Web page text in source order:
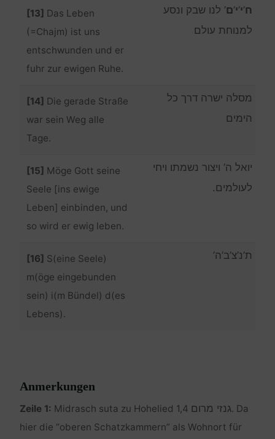
[13] Das Leben
(=Chajm) ist uns
entschwunden und er
fuhr zur ewigen Ruhe.
ח’י’י’ם’ לנו שבק ונסע
למנוחת עולם
[14] Die gerade Straße
war sein Weg alle
Tage.
מסלה ישרה דרך כל
הימים
[15] Möge Gott seine
Seele [ins ewige
Leben] einbinden, und
so wird er ewig leben.
יואל ה’ ויצור נשמתו ויחי
לעולמים.
[16] S(eine Seele)
m(öge eingebunden
sein) i(m Bündel) d(es
Lebens).
ת’נ’צ’ב’ה’
Anmerkungen
Zeile 1: Midrasch suta zu Hohelied 1,4 גנזי מרום. Da
hier die “oberen Schatzkammern” als Wohnort für